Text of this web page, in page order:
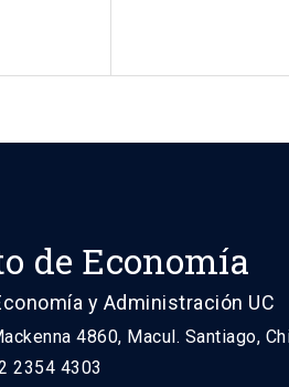
de Economía
y Administración UC
4860, Macul. Santiago,
2354 4303